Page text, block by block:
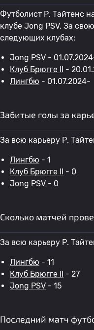
Футболист Р. Тайтенс
клубе Jong PSV. За
следующих клубах:
Jong PSV -
Клуб Брюгге II -
Лингбю - 01.07.2024-
Забитые голы за
За всю карьеру Р.
Лингбю - 1
Клуб Брюгге II - 0
Jong PSV - 0
Сколько матчей
За всю карьеру Р.
Лингбю - 11
Клуб Брюгге II - 27
Jong PSV - 15
Последний матч